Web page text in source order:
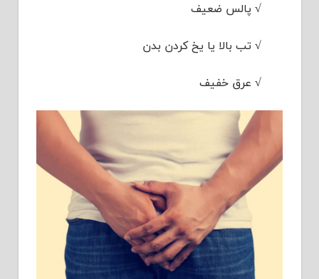
√ پالس ضعیف
√ تب بالا یا یخ کردن بدن
√ عرق خفیف